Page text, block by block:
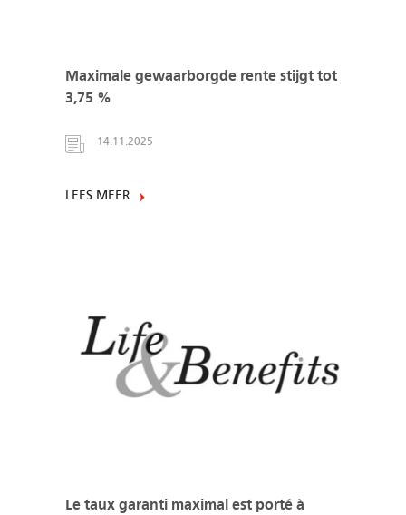
Maximale gewaarborgde rente stijgt tot
3,75 %
14.11.2025
LEES MEER
Le taux garanti maximal est porté à